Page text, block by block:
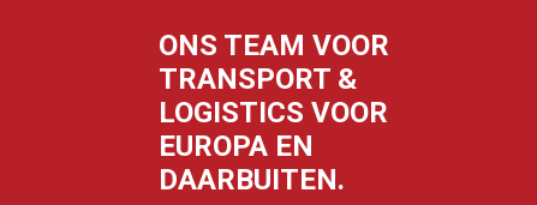
ONS TEAM VOOR
TRANSPORT &
LOGISTICS VOOR
EUROPA EN
DAARBUITEN.